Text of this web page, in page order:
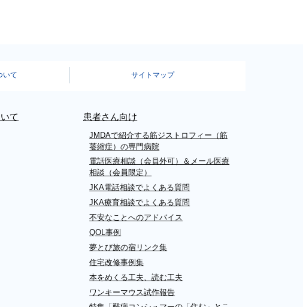
いて サイトマップ
て 患者さん向け
JMDAで紹介する筋ジストロフィー（筋
萎縮症）の専門病院
電話医療相談（会員外可）＆メール医療
相談（会員限定）
JKA電話相談でよくある質問
JKA療育相談でよくある質問
不安なことへのアドバイス
QOL事例
夢とび旅の宿リンク集
住宅改修事例集
本をめくる工夫、読む工夫
ワンキーマウス試作報告